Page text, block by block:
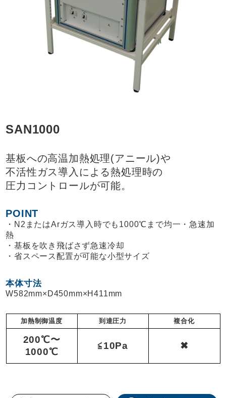
SAN1000
基板への高温加熱処理(アニール)や
不活性ガス導入による熱処理時の
圧力コントロールが可能。
POINT
N2またはArガス導入時でも1000℃まで均一・急速加
熱
基板を吹き飛ばさず急速冷却
省スペース配置が可能な小型サイズ
本体寸法
W582mm×D450mm×H411mm
加熱制御温度 到達圧力 複合化
200℃〜
1000℃
≦10Pa ✖